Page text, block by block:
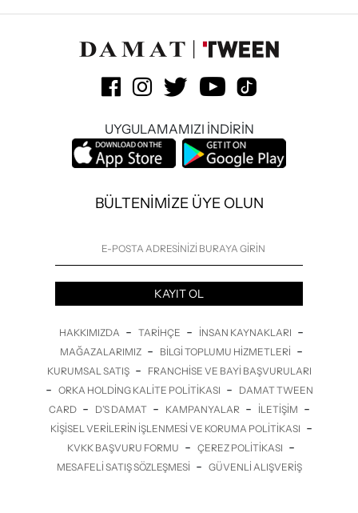
UYGULAMAMIZI İNDİRİN
BÜLTENİMİZE ÜYE OLUN
KAYIT OL
HAKKIMIZDA - TARIHÇE - İNSAN KAYNAKLARI -
MAĞAZALARIMIZ - BILGI TOPLUMU HIZMETLERI -
KURUMSAL SATIŞ - FRANCHISE VE BAYI BAŞVURULARI
- ORKA HOLDING KALITE POLITIKASI -
DAMAT TWEEN
CARD - D’S DAMAT - KAMPANYALAR - İLETİŞİM -
KIŞISEL VERILERIN İŞLENMESI VE KORUMA POLITIKASI -
KVKK BAŞVURU FORMU - ÇEREZ POLITIKASI -
MESAFELI SATIŞ SÖZLEŞMESI - GÜVENLI ALIŞVERIŞ